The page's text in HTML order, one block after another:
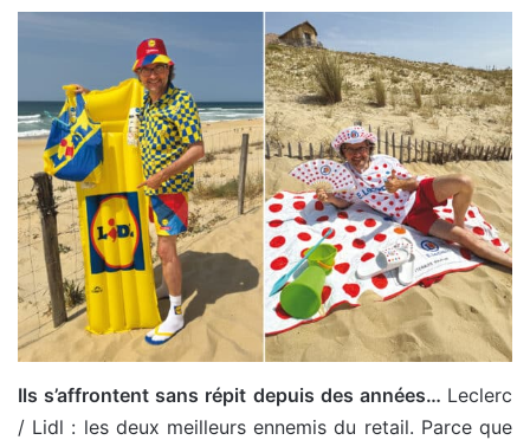
Ils s’affrontent sans répit depuis des années… Leclerc
/ Lidl : les deux meilleurs ennemis du retail. Parce que